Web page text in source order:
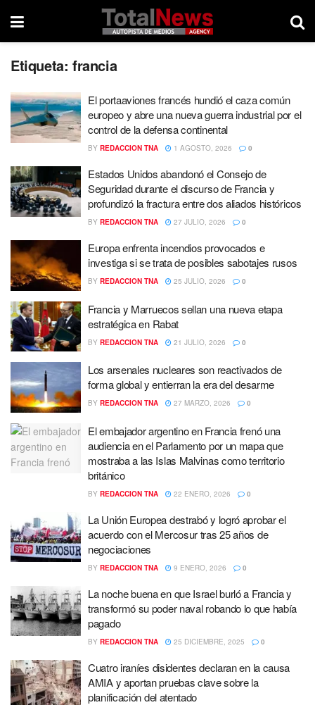
Etiqueta: francia
El portaaviones francés hundió el caza común
europeo y abre una nueva guerra industrial por el
control de la defensa continental
BY REDACCION TNA 1 AGOSTO, 2026 0
Estados Unidos abandonó el Consejo de
Seguridad durante el discurso de Francia y
profundizó la fractura entre dos aliados históricos
BY REDACCION TNA 27 JULIO, 2026 0
Europa enfrenta incendios provocados e
investiga si se trata de posibles sabotajes rusos
BY REDACCION TNA 25 JULIO, 2026 0
Francia y Marruecos sellan una nueva etapa
estratégica en Rabat
BY REDACCION TNA 21 JULIO, 2026 0
Los arsenales nucleares son reactivados de
forma global y entierran la era del desarme
BY REDACCION TNA 27 MARZO, 2026 0
El embajador argentino en Francia frenó una
audiencia en el Parlamento por un mapa que
mostraba a las Islas Malvinas como territorio
británico
BY REDACCION TNA 22 ENERO, 2026 0
La Unión Europea destrabó y logró aprobar el
acuerdo con el Mercosur tras 25 años de
negociaciones
BY REDACCION TNA 9 ENERO, 2026 0
La noche buena en que Israel burló a Francia y
transformó su poder naval robando lo que había
pagado
BY REDACCION TNA 25 DICIEMBRE, 2025 0
Cuatro iraníes disidentes declaran en la causa
AMIA y aportan pruebas clave sobre la
planificación del atentado